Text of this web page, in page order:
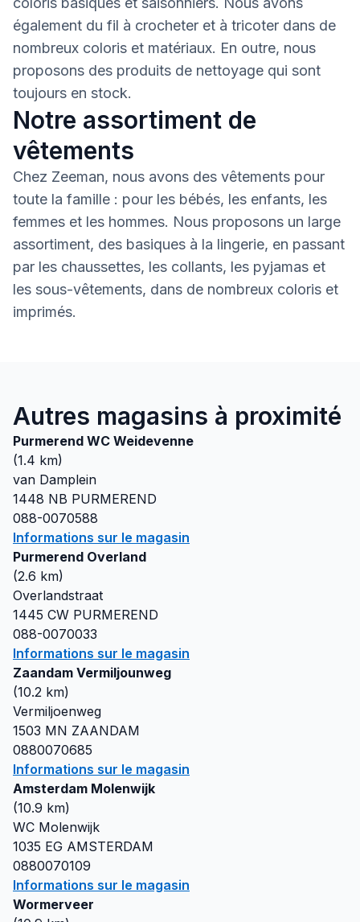
également du fil à crocheter et à tricoter dans de
nombreux coloris et matériaux. En outre, nous
proposons des produits de nettoyage qui sont
toujours en stock.
Notre assortiment de
vêtements
Chez Zeeman, nous avons des vêtements pour
toute la famille : pour les bébés, les enfants, les
femmes et les hommes. Nous proposons un large
assortiment, des basiques à la lingerie, en passant
par les chaussettes, les collants, les pyjamas et
les sous-vêtements, dans de nombreux coloris et
imprimés.
Autres magasins à proximité
Purmerend WC Weidevenne
(1.4 km)
van Damplein
1448 NB PURMEREND
088-0070588
Informations sur le magasin
Purmerend Overland
(2.6 km)
Overlandstraat
1445 CW PURMEREND
088-0070033
Informations sur le magasin
Zaandam Vermiljounweg
(10.2 km)
Vermiljoenweg
1503 MN ZAANDAM
0880070685
Informations sur le magasin
Amsterdam Molenwijk
(10.9 km)
WC Molenwijk
1035 EG AMSTERDAM
0880070109
Informations sur le magasin
Wormerveer